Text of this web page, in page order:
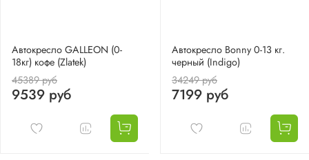
Автокресло GALLEON (0-
18кг) кофе (Zlatek)
45389 руб
9539 руб
Автокресло Bonny 0-13 кг.
черный (Indigo)
34249 руб
7199 руб